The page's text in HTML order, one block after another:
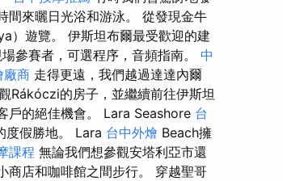
間來曬日光浴和游泳。 從發現金牛
）遊覽。 伊斯坦布爾最受歡迎的建
參賽者，可選程序，音頻指南。 中
廠商 走得更遠，我們越過達達內爾
Rákóczi的房子，並繼續前往伊斯坦
戶的絕佳機會。 Lara Seashore 台
度假勝地。 Lara 台中外燴 Beach擁
課程 無論我們想參觀安塔利亞市還
商店和咖啡館之間步行。 穿越聖哥